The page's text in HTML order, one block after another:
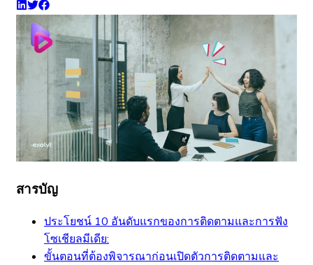
สารบัญ
ประโยชน์ 10 อันดับแรกของการติดตามและการฟัง
โซเชียลมีเดีย:
ขั้นตอนที่ต้องพิจารณาก่อนเปิดตัวการติดตามและ